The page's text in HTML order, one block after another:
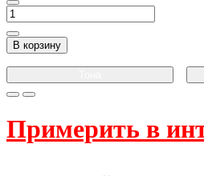
В корзину
Примерить в